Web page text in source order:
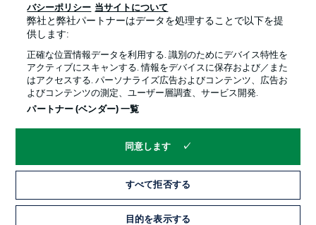
当サイトについて
© 2026 Bundesliga-Gruppe GmbH
言語をお選びください
Display Mode
バシーポリシー 当サイトについて
弊社と弊社パートナーはデータを処理することで以下を提
供します:
正確な位置情報データを利用する. 識別のためにデバイス特性を
アクティブにスキャンする. 情報をデバイスに保存および／また
はアクセスする. パーソナライズ広告およびコンテンツ、広告お
よびコンテンツの測定、ユーザー層調査、サービス開発.
パートナー (ベンダー) 一覧
同意します
すべて拒否する
目的を表示する